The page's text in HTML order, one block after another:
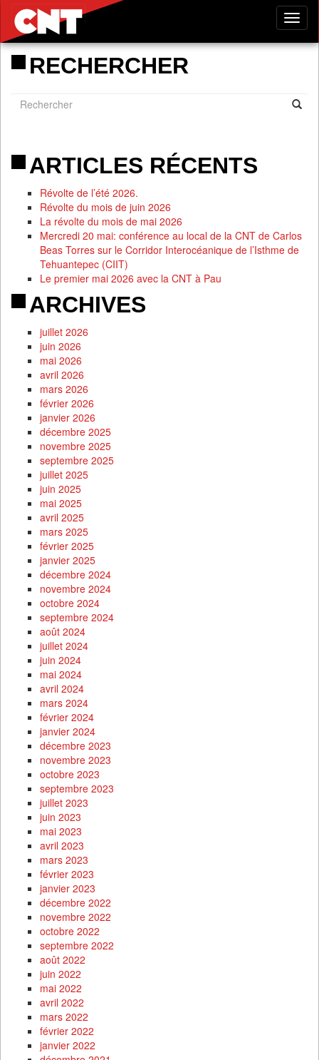
RECHERCHER
ARTICLES RÉCENTS
Révolte de l’été 2026.
Révolte du mois de juin 2026
La révolte du mois de mai 2026
Mercredi 20 mai: conférence au local de la CNT de Carlos
Beas Torres sur le Corridor Interocéanique de l’Isthme de
Tehuantepec (CIIT)
Le premier mai 2026 avec la CNT à Pau
ARCHIVES
juillet 2026
juin 2026
mai 2026
avril 2026
mars 2026
février 2026
janvier 2026
décembre 2025
novembre 2025
septembre 2025
juillet 2025
juin 2025
mai 2025
avril 2025
mars 2025
février 2025
janvier 2025
décembre 2024
novembre 2024
octobre 2024
septembre 2024
août 2024
juillet 2024
juin 2024
mai 2024
avril 2024
mars 2024
février 2024
janvier 2024
décembre 2023
novembre 2023
octobre 2023
septembre 2023
juillet 2023
juin 2023
mai 2023
avril 2023
mars 2023
février 2023
janvier 2023
décembre 2022
novembre 2022
octobre 2022
septembre 2022
août 2022
juin 2022
mai 2022
avril 2022
mars 2022
février 2022
janvier 2022